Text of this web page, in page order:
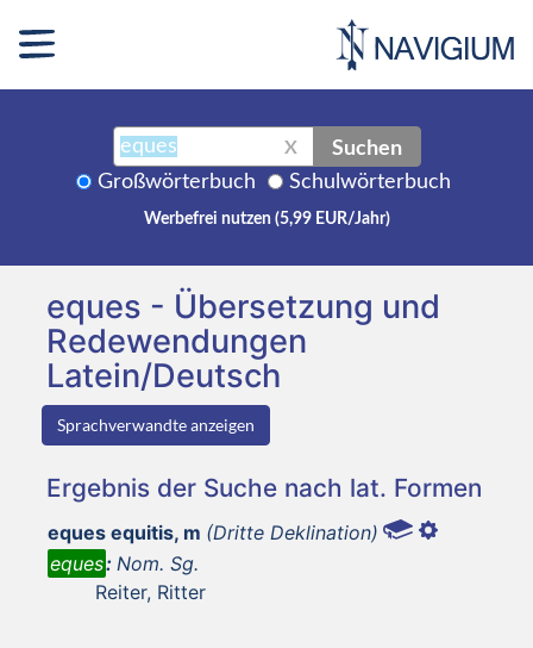
X Suchen
Großwörterbuch Schulwörterbuch
Werbefrei nutzen (5,99 EUR/Jahr)
eques - Übersetzung und
Redewendungen
Latein/Deutsch
Sprachverwandte anzeigen
Ergebnis der Suche nach lat. Formen
eques equitis, m (Dritte Deklination)
eques: Nom. Sg.
Reiter, Ritter